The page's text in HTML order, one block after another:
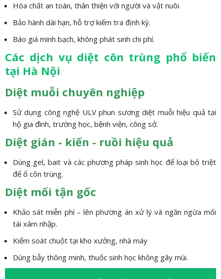
Hóa chất an toàn, thân thiện với người và vật nuôi.
Bảo hành dài hạn, hỗ trợ kiểm tra định kỳ.
Báo giá minh bạch, không phát sinh chi phí.
Các dịch vụ diệt côn trùng phổ biến
tại Hà Nội
Diệt muỗi chuyên nghiệp
Sử dụng công nghệ ULV phun sương diệt muỗi hiệu quả tại
hộ gia đình, trường học, bệnh viện, công sở.
Diệt gián - kiến - ruồi hiệu quả
Dùng gel, bait và các phương pháp sinh học để loại bỏ triệt
để ổ côn trùng.
Diệt mối tận gốc
Khảo sát miễn phí – lên phương án xử lý và ngăn ngừa mối
tái xâm nhập.
Kiểm soát chuột tại kho xưởng, nhà máy
Dùng bẫy thông minh, thuốc sinh học không gây mùi.